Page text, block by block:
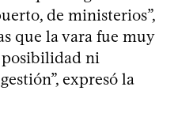
de ministerios”,
que la vara fue muy
posibilidad ni
expresó la